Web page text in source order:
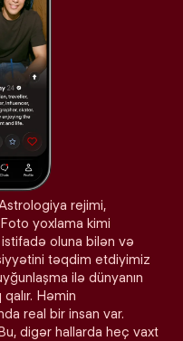
rejimi,
yoxlama kimi
oluna bilən və
təqdim etdiyimiz
ilə dünyanın
Həmin
real bir insan var.
digər hallarda heç vaxt